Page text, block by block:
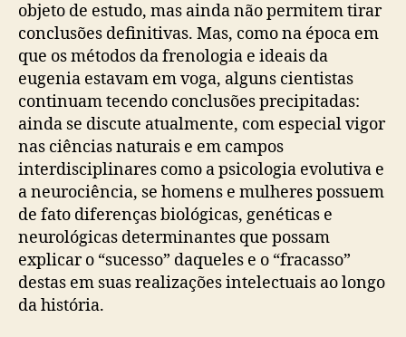
objeto de estudo, mas ainda não permitem tirar
conclusões definitivas. Mas, como na época em
que os métodos da frenologia e ideais da
eugenia estavam em voga, alguns cientistas
continuam tecendo conclusões precipitadas:
ainda se discute atualmente, com especial vigor
nas ciências naturais e em campos
interdisciplinares como a psicologia evolutiva e
a neurociência, se homens e mulheres possuem
de fato diferenças biológicas, genéticas e
neurológicas determinantes que possam
explicar o “sucesso” daqueles e o “fracasso”
destas em suas realizações intelectuais ao longo
da história.